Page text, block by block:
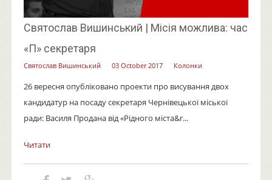
Святослав Вишинський | Місія можлива: час
«П» секретаря
Святослав Вишинський 03 October 2017 Колонки
26 вересня опубліковано проекти про висування двох
кандидатур на посаду секретаря Чернівецької міської
ради: Василя Продана від «Рідного міста&r...
Читати